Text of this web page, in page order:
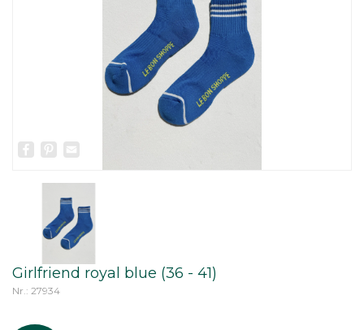
Facebook
Pinterest
Girlfriend royal blue (36 - 41)
Nr.: 27934